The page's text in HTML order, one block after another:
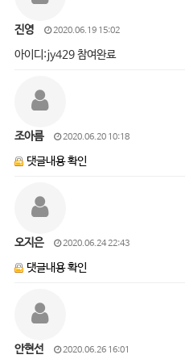
진영 2020.06.19 15:02
아이디:jy429 참여완료
조아름 2020.06.20 10:18
댓글내용 확인
오지은 2020.06.24 22:43
댓글내용 확인
안현선 2020.06.26 16:01